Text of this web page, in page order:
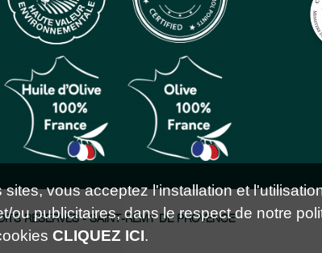
RÉSERVÉS - SAINT-RÉMY DE PROVENCE
vous acceptez l'installation et
ou publicitaires, dans le respect de notre
CLIQUEZ ICI.